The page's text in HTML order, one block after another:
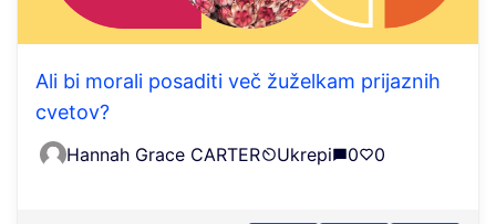
Ali bi morali posaditi več žuželkam prijaznih
cvetov?
Hannah Grace CARTER Ukrepi 0 0